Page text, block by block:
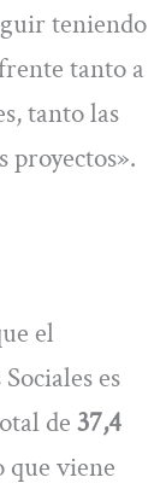
teniendo
tanto a
tanto las
proyectos».
el
es
de 37,4
viene